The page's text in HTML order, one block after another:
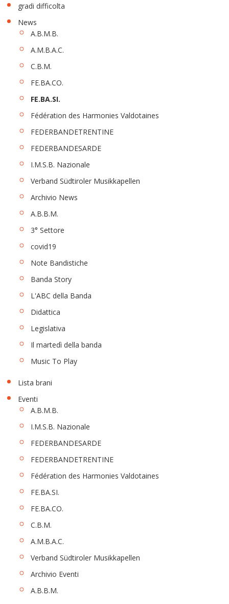
gradi difficolta
News
A.B.M.B.
A.M.B.A.C.
C.B.M.
FE.BA.CO.
FE.BA.SI.
Fédération des Harmonies Valdotaines
FEDERBANDETRENTINE
FEDERBANDESARDE
I.M.S.B. Nazionale
Verband Südtiroler Musikkapellen
Archivio News
A.B.B.M.
3° Settore
covid19
Note Bandistiche
Banda Story
L'ABC della Banda
Didattica
Legislativa
Il martedì della banda
Music To Play
Lista brani
Eventi
A.B.M.B.
I.M.S.B. Nazionale
FEDERBANDESARDE
FEDERBANDETRENTINE
Fédération des Harmonies Valdotaines
FE.BA.SI.
FE.BA.CO.
C.B.M.
A.M.B.A.C.
Verband Südtiroler Musikkapellen
Archivio Eventi
A.B.B.M.